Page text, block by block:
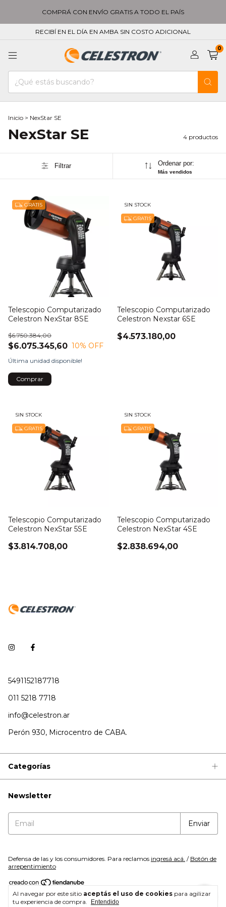
COMPRÁ CON ENVÍO GRATIS A TODO EL PAÍS
RECIBÍ EN EL DÍA EN AMBA SIN COSTO ADICIONAL
0
Al navegar por este sitio aceptás el uso de cookies para agilizar
tu experiencia de compra.
Entendido
Inicio > NexStar SE
NexStar SE 4 productos
Filtrar Ordenar por:
Más vendidos
GRATIS
Telescopio Computarizado
Celestron NexStar 8SE
$6.075.345,60
$6.750.384,00
10% OFF
Última unidad disponible!
Comprar
SIN STOCK
GRATIS
Telescopio Computarizado
Celestron Nexstar 6SE
$4.573.180,00
SIN STOCK
GRATIS
Telescopio Computarizado
Celestron NexStar 5SE
$3.814.708,00
SIN STOCK
GRATIS
Telescopio Computarizado
Celestron NexStar 4SE
$2.838.694,00
5491152187718
011 5218 7718
info@celestron.ar
Perón 930, Microcentro de CABA.
Categorías
Newsletter
Defensa de las y los consumidores. Para reclamos ingresá acá. / Botón de
arrepentimiento
Copyright Celestron - 2026. Todos los derechos reservados.